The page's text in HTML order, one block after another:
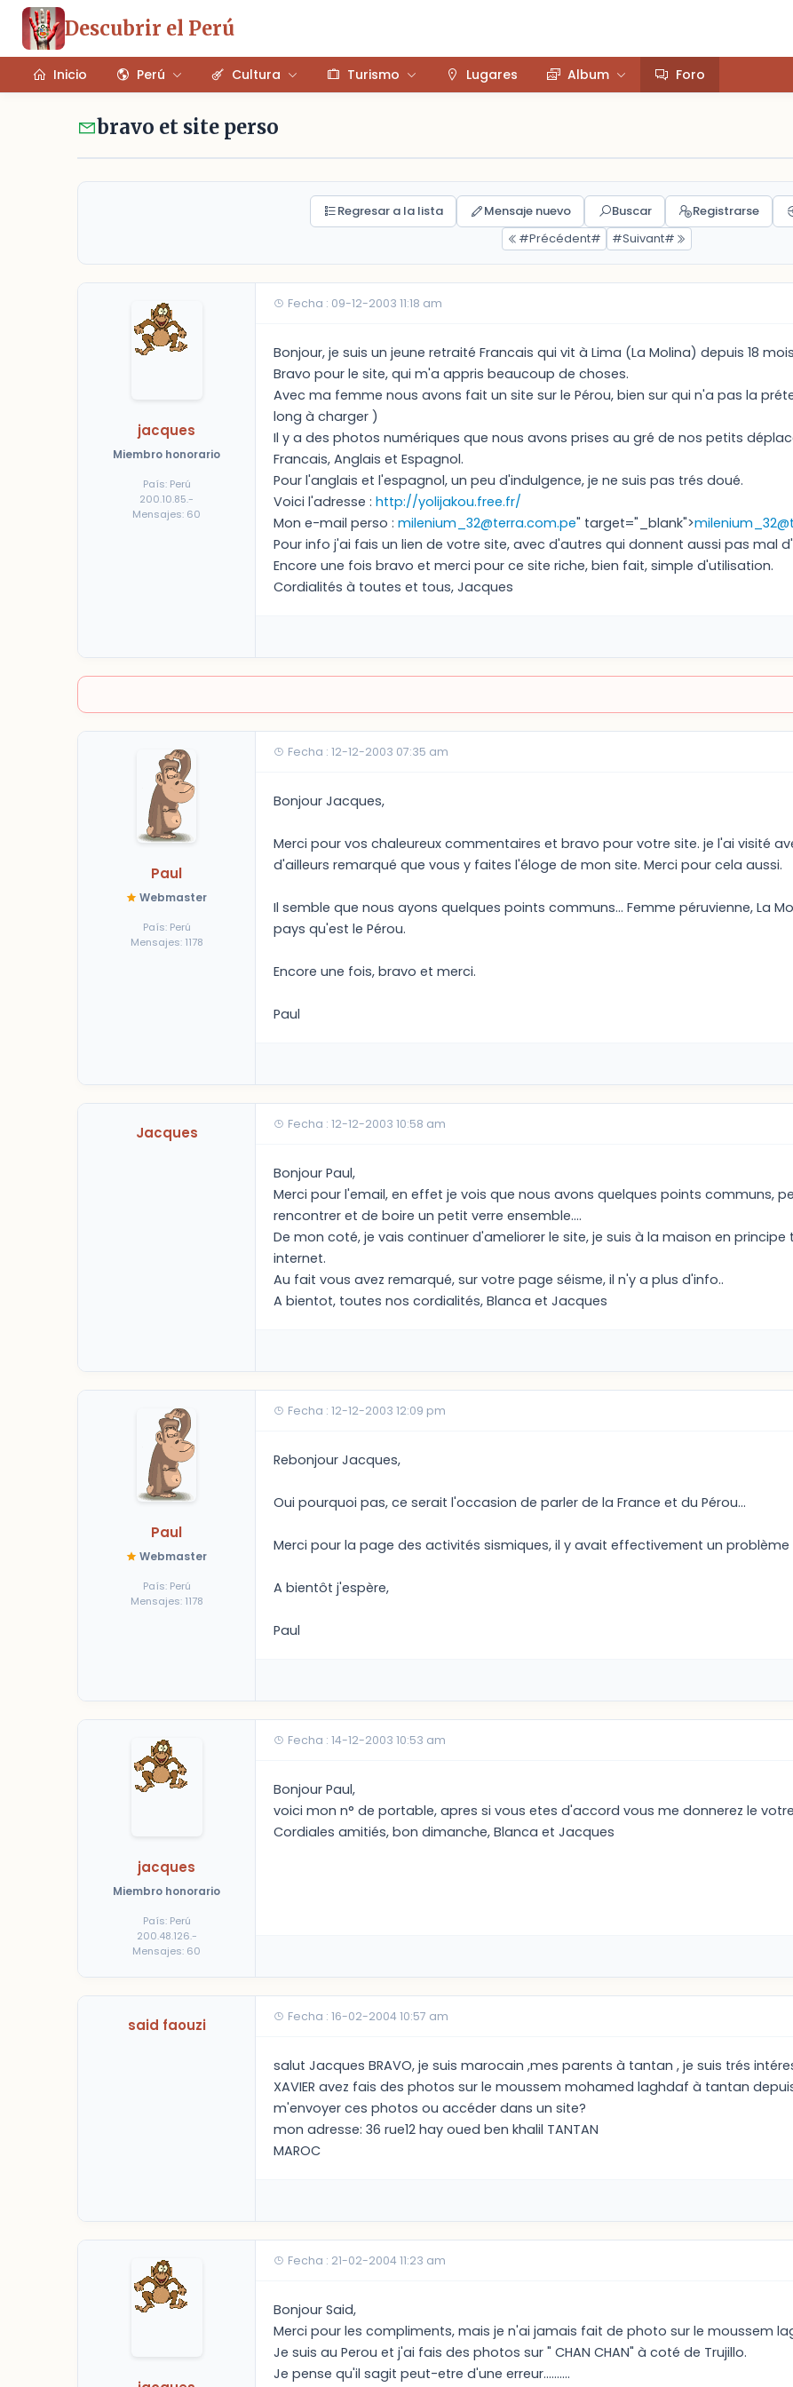
Descubrir el Perú
Inicio Perú Cultura Turismo Lugares Album Foro
bravo et site perso
Regresar a la lista Mensaje nuevo Buscar Registrarse
#Précédent#
#Suivant#
jacques
Miembro honorario
País: Perú
200.10.85.-
Mensajes: 60
Fecha : 09-12-2003 11:18 am
Bonjour, je suis un jeune retraité Francais qui vit à Lima (La Molina) depuis 18
Bravo pour le site, qui m'a appris beaucoup de choses.
Avec ma femme nous avons fait un site sur le Pérou, bien sur qui n'a pas la
long à charger )
Il y a des photos numériques que nous avons prises au gré de nos petits
Francais, Anglais et Espagnol.
Pour l'anglais et l'espagnol, un peu d'indulgence, je ne suis pas trés doué.
Voici l'adresse : http://yolijakou.free.fr/
Mon e-mail perso : milenium_32@terra.com.pe" target="_blank">
Pour info j'ai fais un lien de votre site, avec d'autres qui donnent aussi pas mal
Encore une fois bravo et merci pour ce site riche, bien fait, simple d'utilisation.
Cordialités à toutes et tous, Jacques
Paul
Webmaster
País: Perú
Mensajes: 1178
Fecha : 12-12-2003 07:35 am
Bonjour Jacques,
Merci pour vos chaleureux commentaires et bravo pour votre site. je l'ai visité
d'ailleurs remarqué que vous y faites l'éloge de mon site. Merci pour cela aussi.
Il semble que nous ayons quelques points communs... Femme péruvienne, La
pays qu'est le Pérou.
Encore une fois, bravo et merci.
Paul
Jacques Fecha : 12-12-2003 10:58 am
Bonjour Paul,
Merci pour l'email, en effet je vois que nous avons quelques points communs,
rencontrer et de boire un petit verre ensemble....
De mon coté, je vais continuer d'ameliorer le site, je suis à la maison en
internet.
Au fait vous avez remarqué, sur votre page séisme, il n'y a plus d'info..
A bientot, toutes nos cordialités, Blanca et Jacques
Paul
Webmaster
País: Perú
Mensajes: 1178
Fecha : 12-12-2003 12:09 pm
Rebonjour Jacques,
Oui pourquoi pas, ce serait l'occasion de parler de la France et du Pérou...
Merci pour la page des activités sismiques, il y avait effectivement un
A bientôt j'espère,
Paul
jacques
Miembro honorario
País: Perú
200.48.126.-
Mensajes: 60
Fecha : 14-12-2003 10:53 am
Bonjour Paul,
voici mon n° de portable, apres si vous etes d'accord vous me donnerez le
Cordiales amitiés, bon dimanche, Blanca et Jacques
said faouzi Fecha : 16-02-2004 10:57 am
salut Jacques BRAVO, je suis marocain ,mes parents à tantan , je suis trés
XAVIER avez fais des photos sur le moussem mohamed laghdaf à tantan
m'envoyer ces photos ou accéder dans un site?
mon adresse: 36 rue12 hay oued ben khalil TANTAN
MAROC
Fecha : 21-02-2004 11:23 am
Bonjour Said,
Merci pour les compliments, mais je n'ai jamais fait de photo sur le moussem
Je suis au Perou et j'ai fais des photos sur " CHAN CHAN" à coté de Trujillo.
Je pense qu'il sagit peut-etre d'une erreur..........